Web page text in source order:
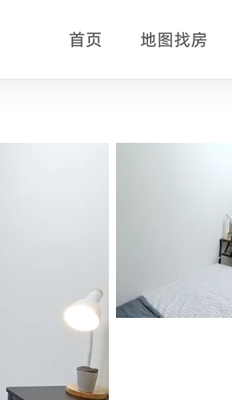
首页 地图找房
，面向希望比较位置、交通、房
岛中文顾问协助确认。
库存为准。